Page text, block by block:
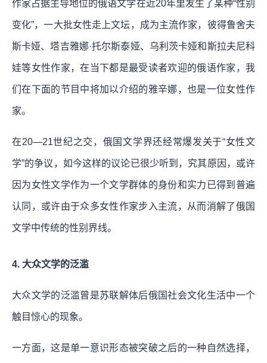
作家占据主导地位的俄语文学在近20年里发生了某种“性别
变化”，一大批女性走上文坛，成为主流作家，彼得鲁舍夫
斯卡娅、塔吉雅娜·托尔斯泰娅、乌利茨卡娅和斯拉夫尼科
娃等女性作家，在当下都是最受读者欢迎的俄语作家，我
们在下面的节目中将加以介绍的雅辛娜，也是一位女性作
家。
在20—21世纪之交，俄国文学界还经常爆发关于“女性文
学”的争议，如今这样的议论已很少听到，究其原因，或许
因为女性文学作为一个文学群体的身份和实力已得到普遍
认同，或许由于众多女性作家步入主流，从而消解了俄国
文学中传统的性别界线。
4. 大众文学的泛滥
大众文学的泛滥曾是苏联解体后俄国社会文化生活中一个
触目惊心的现象。
一方面，这是单一意识形态被突破之后的一种自然选择，